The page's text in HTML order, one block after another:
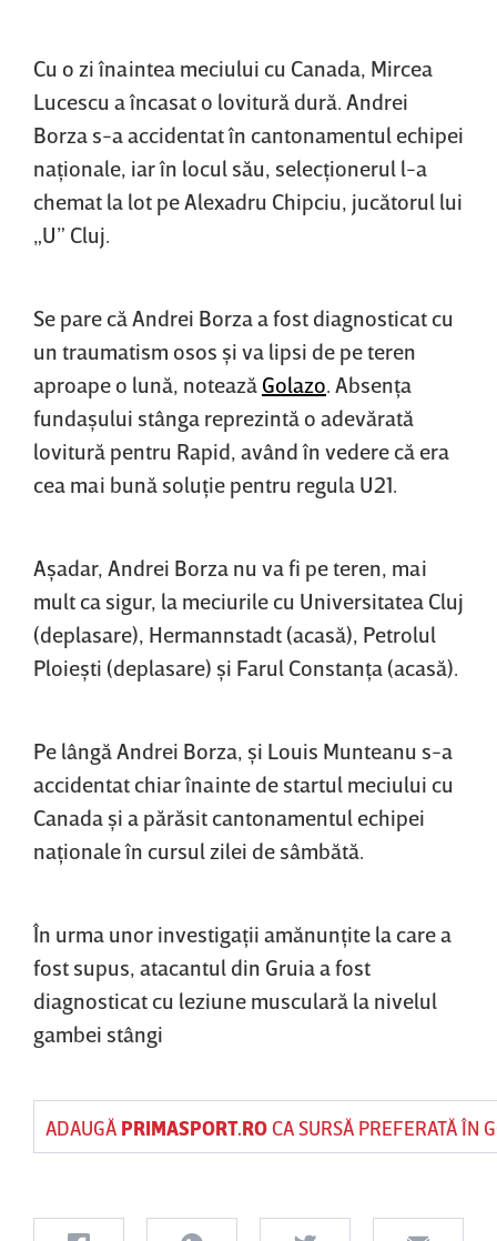
Cu o zi înaintea meciului cu Canada, Mircea
Lucescu a încasat o lovitură dură. Andrei
Borza s-a accidentat în cantonamentul echipei
naţionale, iar în locul său, selecţionerul l-a
chemat la lot pe Alexadru Chipciu, jucătorul lui
„U” Cluj.
Se pare că Andrei Borza a fost diagnosticat cu
un traumatism osos şi va lipsi de pe teren
aproape o lună, notează Golazo. Absenţa
fundaşului stânga reprezintă o adevărată
lovitură pentru Rapid, având în vedere că era
cea mai bună soluţie pentru regula U21.
Aşadar, Andrei Borza nu va fi pe teren, mai
mult ca sigur, la meciurile cu Universitatea Cluj
(deplasare), Hermannstadt (acasă), Petrolul
Ploieşti (deplasare) şi Farul Constanţa (acasă).
Pe lângă Andrei Borza, şi Louis Munteanu s-a
accidentat chiar înainte de startul meciului cu
Canada şi a părăsit cantonamentul echipei
naţionale în cursul zilei de sâmbătă.
În urma unor investigaţii amănunţite la care a
fost supus, atacantul din Gruia a fost
diagnosticat cu leziune musculară la nivelul
gambei stângi
ADAUGĂ PRIMASPORT.ROCA SURSĂ PREFERATĂ ÎN